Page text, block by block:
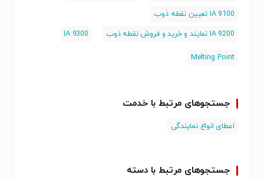
IA 9100 تعیین نقطه ذوب
IA 9200 نمایند و خرید و فروش نقطه ذوب
IA 9300
Melting Point
جستجوهای مرتبط با خدمت
اعطای انواع نمایندگی
جستجوهای مرتبط با دسته